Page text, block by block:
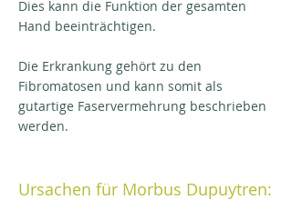
Dies kann die Funktion der gesamten
Hand beeinträchtigen.
Die Erkrankung gehört zu den
Fibromatosen und kann somit als
gutartige Faservermehrung beschrieben
werden.
Ursachen für Morbus Dupuytren: